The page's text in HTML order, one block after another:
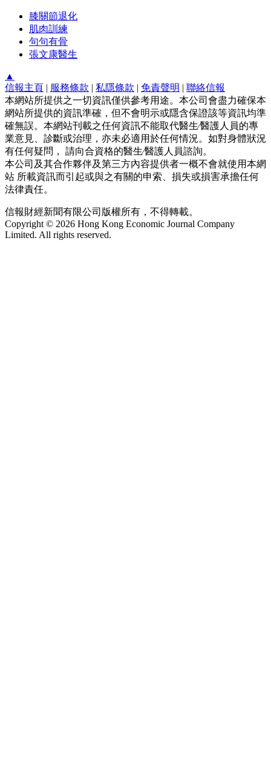
膝關節退化
肌肉訓練
句句有骨
張文康醫生
▲
信報主頁 | 服務條款 | 私隱條款 | 免責聲明 | 聯絡信報
本網站所提供之一切資訊僅供參考用途。本公司會盡力確保本
網站所提供的資訊準確，但不會明示或隱含保證該等資訊均準
確無誤。本網站刊載之任何資訊不能取代醫生∕醫護人員的專
業意見、診斷或治理，亦未必適用於任何情況。如對身體狀況
有任何疑問， 請向合資格的醫生∕醫護人員諮詢。
本公司及其合作夥伴及第三方內容提供者一概不會就使用本網
站 所載資訊而引起或與之有關的申索、損失或損害承擔任何
法律責任。
信報財經新聞有限公司版權所有，不得轉載。
Copyright © 2026 Hong Kong Economic Journal Company
Limited. All rights reserved.